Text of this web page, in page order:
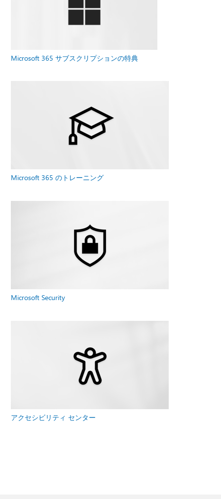
Microsoft 365 サブスクリプションの特典
Microsoft 365 のトレーニング
Microsoft Security
アクセシビリティ センター